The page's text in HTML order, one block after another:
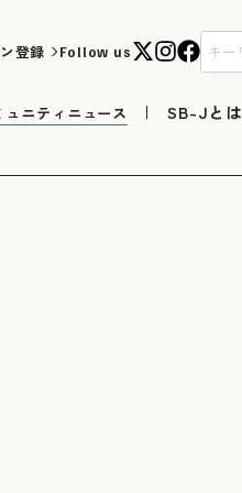
登録 Follow us
ュニティニュース SB-Jとは